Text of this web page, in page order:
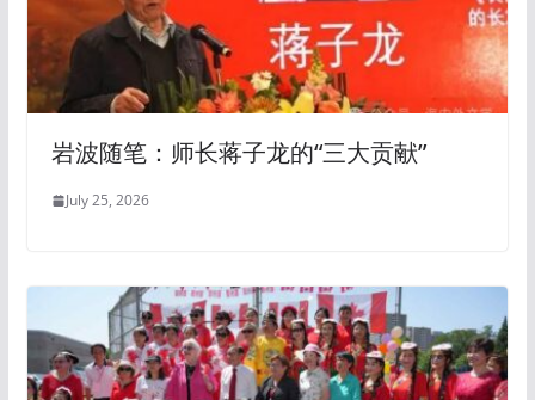
岩波随笔：师长蒋子龙的“三大贡献”
July 25, 2026